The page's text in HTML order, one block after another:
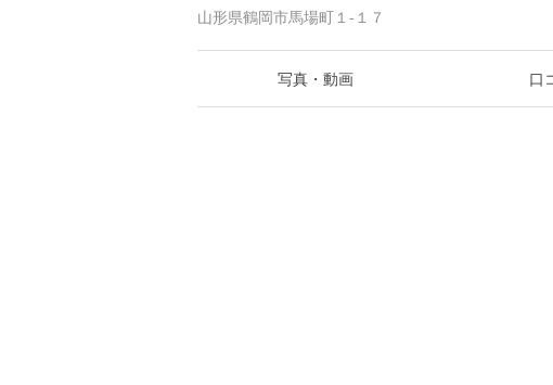
山形県鶴岡市馬場町１-１７
写真・動画 口